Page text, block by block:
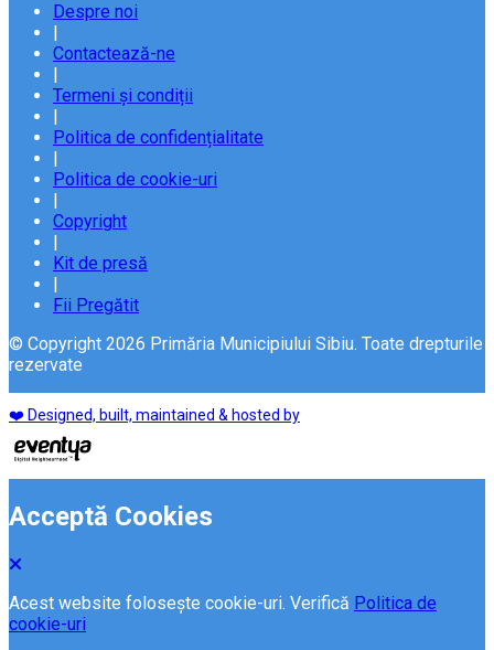
Despre noi
|
Contactează-ne
|
Termeni și condiții
|
Politica de confidențialitate
|
Politica de cookie-uri
|
Copyright
|
Kit de presă
|
Fii Pregătit
© Copyright 2026 Primăria Municipiului Sibiu. Toate drepturile
rezervate
❤️ Designed, built, maintained & hosted by
Acceptă Cookies
Acest website folosește cookie-uri. Verifică Politica de
cookie-uri